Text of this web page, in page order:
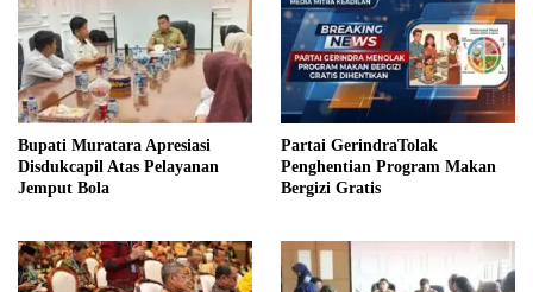
Bupati Muratara Apresiasi
Disdukcapil Atas Pelayanan
Jemput Bola
Partai GerindraTolak
Penghentian Program Makan
Bergizi Gratis